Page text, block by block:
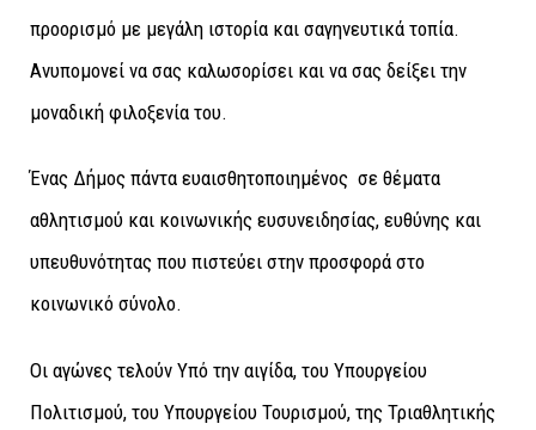
προορισμό με μεγάλη ιστορία και σαγηνευτικά τοπία.
Ανυπομονεί να σας καλωσορίσει και να σας δείξει την
μοναδική φιλοξενία του.
Ένας Δήμος πάντα ευαισθητοποιημένος σε θέματα
αθλητισμού και κοινωνικής ευσυνειδησίας, ευθύνης και
υπευθυνότητας που πιστεύει στην προσφορά στο
κοινωνικό σύνολο.
Οι αγώνες τελούν Υπό την αιγίδα, του Υπουργείου
Πολιτισμού, του Υπουργείου Τουρισμού, της Τριαθλητικής